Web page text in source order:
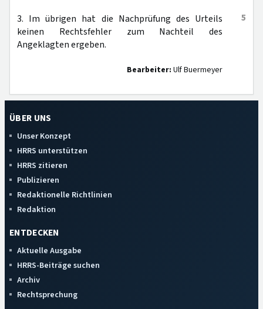
5
3. Im übrigen hat die Nachprüfung des Urteils
keinen Rechtsfehler zum Nachteil des
Angeklagten ergeben.
Bearbeiter: Ulf Buermeyer
ÜBER UNS
Unser Konzept
HRRS unterstützen
HRRS zitieren
Publizieren
Redaktionelle Richtlinien
Redaktion
ENTDECKEN
Aktuelle Ausgabe
HRRS-Beiträge suchen
Archiv
Rechtsprechung